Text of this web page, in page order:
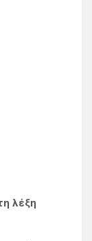
λέξη